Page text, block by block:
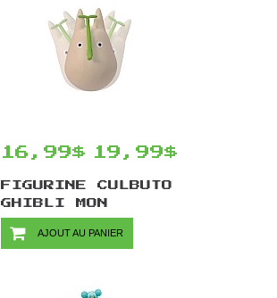
16,99$ 19,99$
FIGURINE CULBUTO
GHIBLI MON
VOISIN TOTORO
PAR ENSKY -
AJOUT AU PANIER